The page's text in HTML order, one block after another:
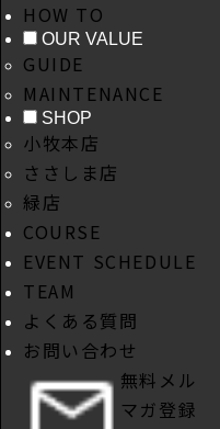
HOW TO
OUR VALUE
GUIDE
MAINTENANCE
SHOP
小牧本店
ささしま店
緑店
COURSE
EVENT SCHEDULE
TEAM
よくある質問
お問い合わせ
無料メル
マガ登録